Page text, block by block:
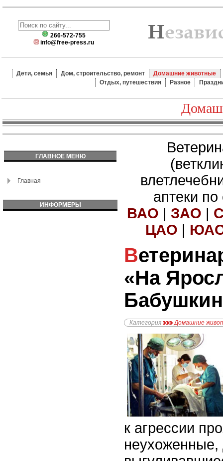
266-572-755
info@free-press.ru
Дети, семья Дом, строительство, ремонт
Домашние животные
Отдых, путешествия
Разное
ГЛАВНОЕ МЕНЮ
Главная
ИНФОРМЕРЫ
аптеки
ВАО | ЗАО |
ЦАО |
Ветеринарная клиника
«На
Категория Домашние
к агрессии
неухоженные,